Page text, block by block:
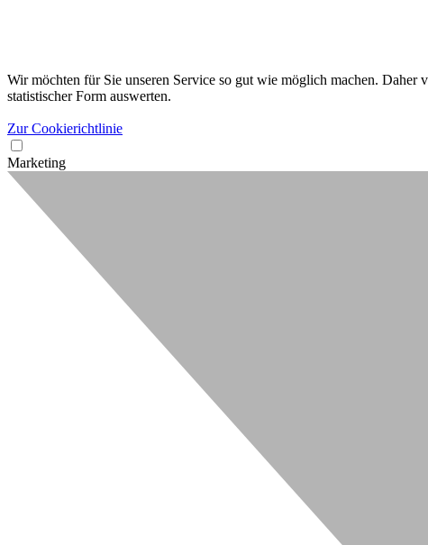
Wir möchten für Sie unseren Service so gut wie möglich machen.
statistischer Form auswerten.
Zur Cookierichtlinie
Marketing